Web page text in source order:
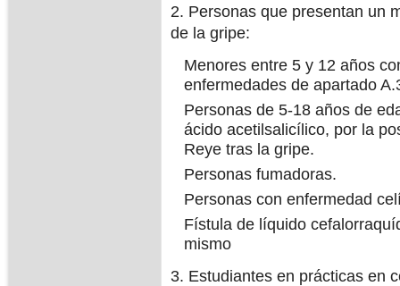
2. Personas que presentan un
de la gripe:
Menores entre 5 y 12 años
enfermedades de apartado
Personas de 5-18 años de
ácido acetilsalicílico, por la
Reye tras la gripe.
Personas fumadoras.
Personas con enfermedad
Fístula de líquido
mismo
3. Estudiantes en prácticas en